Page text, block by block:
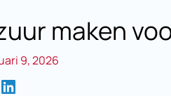
maken
9, 2026